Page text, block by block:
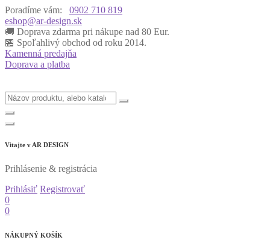
Poradíme vám:
0902 710 819
eshop@ar-design.sk
🚚 Doprava zdarma pri nákupe nad 80 Eur.
🏪 Spoľahlivý obchod od roku 2014.
Kamenná predajňa
Doprava a platba
Vitajte v AR DESIGN
Prihlásenie & registrácia
Prihlásiť Registrovať
0
0
NÁKUPNÝ KOŠÍK